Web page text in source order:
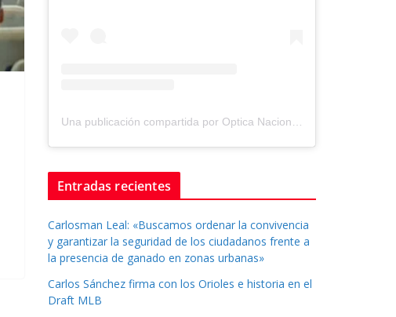
Una publicación compartida por Optica Nacional ® (@tuopticanacional)
Entradas recientes
Carlosman Leal: «Buscamos ordenar la convivencia
y garantizar la seguridad de los ciudadanos frente a
la presencia de ganado en zonas urbanas»
Carlos Sánchez firma con los Orioles e historia en el
Draft MLB